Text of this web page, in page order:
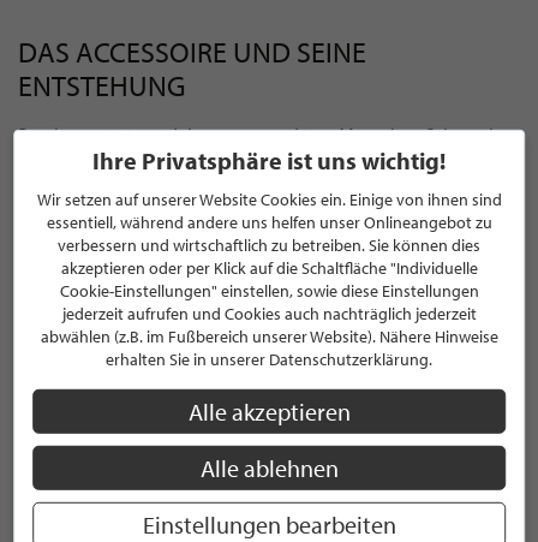
DAS ACCESSOIRE UND SEINE
ENTSTEHUNG
Bereits vor 100.000 Jahren verwendeten Menschen Schmuck
dazu, ihren Körper zu verzieren. Damals jedoch dienten noch
keine Diamanten und hochwertige Steine, sondern Muscheln
oder Tierzähne als Mittel zum Zweck. Als in der vorchristlichen
Zeit die Möglichkeiten der Verarbeitung von Kupfer und
Bronze entdeckt wurden, machte die Schmuckherstellung
einen großen Schritt nach vorne. Von da an Entwickelte sie sich
stetig weiter und immer neue Möglichkeiten wurden entdeckt
und umgesetzt. Immer unterschiedlichere und hochwertigere
Materialien wurden verwendet, um den Körper von Frau und
Mann zu verzieren. Dies machte die Schmuckindustrie zu dem
was sie heute ist: Ein Wirtschaftszweig der für jeden Geschmack
das passende Schmuckstück bereithält. Die Vielfalt der
Schmuckherstellung können Sie durch den Besuch unserer
STILPUNKTE Partner in Ihrer Nähe erleben.
Ihre Privatsphäre ist uns wichtig!
Wir setzen auf unserer Website Cookies ein. Einige von ihnen sind
essentiell, während andere uns helfen unser Onlineangebot zu
verbessern und wirtschaftlich zu betreiben. Sie können dies
akzeptieren oder per Klick auf die Schaltfläche "Individuelle
Cookie-Einstellungen" einstellen, sowie diese Einstellungen
jederzeit aufrufen und Cookies auch nachträglich jederzeit
abwählen (z.B. im Fußbereich unserer Website). Nähere Hinweise
erhalten Sie in unserer Datenschutzerklärung.
Alle akzeptieren
Alle ablehnen
Einstellungen bearbeiten